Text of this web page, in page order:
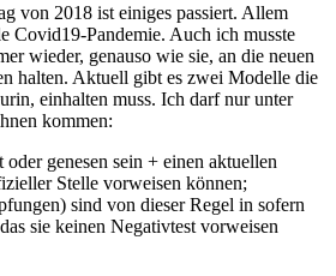
von 2018 ist einiges passiert. Allem
Covid19-Pandemie. Auch ich musste
wieder, genauso wie sie, an die neuen
halten. Aktuell gibt es zwei Modelle die
einhalten muss. Ich darf nur unter
kommen:
oder genesen sein + einen aktuellen
Stelle vorweisen können;
sind von dieser Regel in sofern
sie keinen Negativtest vorweisen